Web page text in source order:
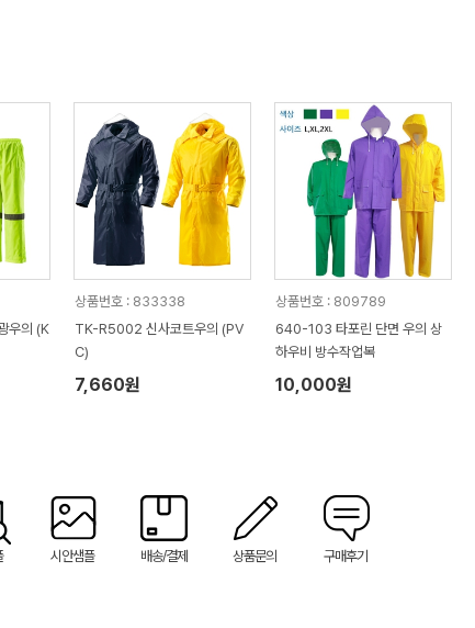
우의 (K
상품번호 : 833338
TK-R5002 신사코트우의 (PV
C)
7,660원
상품번호 : 809789
640-103 타포린 단면 우의 상
하우비 방수작업복
10,000원
시안샘플 배송/결제 상품문의 구매후기